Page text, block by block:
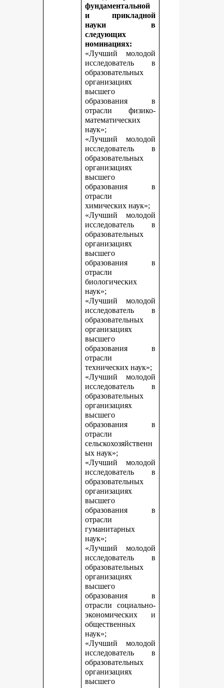
фундаментальной
и прикладной
науки в
следующих
номинациях:
«Лучший молодой
исследователь в
образовательных
организациях
высшего
образования в
отрасли физико-
математических
наук»;
«Лучший молодой
исследователь в
образовательных
организациях
высшего
образования в
отрасли
химических наук»;
«Лучший молодой
исследователь в
образовательных
организациях
высшего
образования в
отрасли
биологических
наук»;
«Лучший молодой
исследователь в
образовательных
организациях
высшего
образования в
отрасли
технических наук»;
«Лучший молодой
исследователь в
образовательных
организациях
высшего
образования в
отрасли
сельскохозяйственн
ых наук»;
«Лучший молодой
исследователь в
образовательных
организациях
высшего
образования в
отрасли
гуманитарных
наук»;
«Лучший молодой
исследователь в
образовательных
организациях
высшего
образования в
отрасли социально-
экономических и
общественных
наук»;
«Лучший молодой
исследователь в
образовательных
организациях
высшего